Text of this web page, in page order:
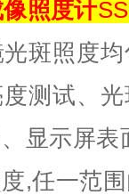
照度计
光斑照度
测试、
显示屏表
度,任一范